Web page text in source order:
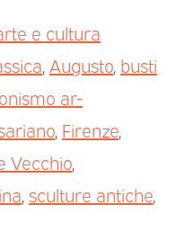
e cultura
Augusto busti
ar-
Firenze
Vecchio
sculture antiche